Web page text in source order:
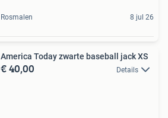
Rosmalen 8 jul 26
America Today zwarte baseball jack XS
€ 40,00 Details